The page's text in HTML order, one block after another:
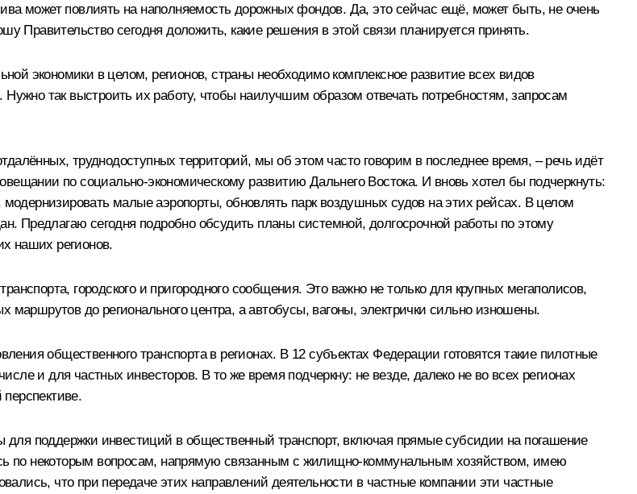
может повлиять на наполняемость дорожных фондов. Да, это сейчас ещё, может быть, не очень
Правительство сегодня доложить, какие решения в этой связи планируется принять.
экономики в целом, регионов, страны необходимо комплексное развитие всех видов
Нужно так выстроить их работу, чтобы наилучшим образом отвечать потребностям, запросам
труднодоступных территорий, мы об этом часто говорим в последнее время, – речь идёт
по социально-экономическому развитию Дальнего Востока. И вновь хотел бы подчеркнуть:
малые аэропорты, обновлять парк воздушных судов на этих рейсах. В целом
Предлагаю сегодня подробно обсудить планы системной, долгосрочной работы по этому
наших регионов.
городского и пригородного сообщения. Это важно не только для крупных мегаполисов,
маршрутов до регионального центра, а автобусы, вагоны, электрички сильно изношены.
общественного транспорта в регионах. В 12 субъектах Федерации готовятся такие пилотные
и для частных инвесторов. В то же время подчеркну: не везде, далеко не во всех регионах
поддержки инвестиций в общественный транспорт, включая прямые субсидии на погашение
по некоторым вопросам, напрямую связанным с жилищно-коммунальным хозяйством, имею
что при передаче этих направлений деятельности в частные компании эти частные